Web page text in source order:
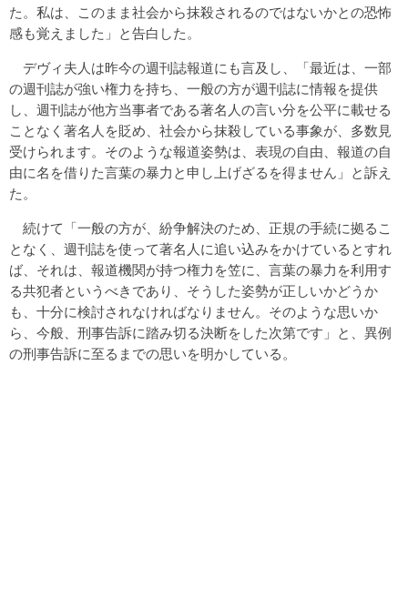
た。私は、このまま社会から抹殺されるのではないかとの恐怖
感も覚えました」と告白した。
デヴィ夫人は昨今の週刊誌報道にも言及し、「最近は、一部
の週刊誌が強い権力を持ち、一般の方が週刊誌に情報を提供
し、週刊誌が他方当事者である著名人の言い分を公平に載せる
ことなく著名人を貶め、社会から抹殺している事象が、多数見
受けられます。そのような報道姿勢は、表現の自由、報道の自
由に名を借りた言葉の暴力と申し上げざるを得ません」と訴え
た。
続けて「一般の方が、紛争解決のため、正規の手続に拠るこ
となく、週刊誌を使って著名人に追い込みをかけているとすれ
ば、それは、報道機関が持つ権力を笠に、言葉の暴力を利用す
る共犯者というべきであり、そうした姿勢が正しいかどうか
も、十分に検討されなければなりません。そのような思いか
ら、今般、刑事告訴に踏み切る決断をした次第です」と、異例
の刑事告訴に至るまでの思いを明かしている。